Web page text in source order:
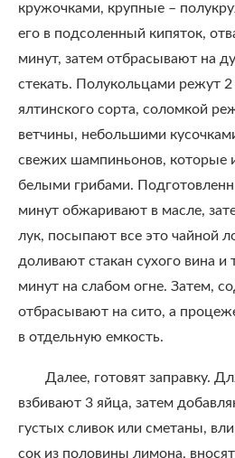
кружочками, крупные –
его в подсоленный кипяток,
минут, затем отбрасывают на
стекать. Полукольцами режут
ялтинского сорта, соломкой
ветчины, небольшими
свежих шампиньонов, которые
белыми грибами.
минут обжаривают в масле,
лук, посыпают все это чайной
доливают стакан сухого вина и
минут на слабом огне. Затем,
отбрасывают на сито, а
в отдельную емкость.
Далее, готовят заправку.
взбивают 3 яйца, затем
густых сливок или сметаны,
сок из половины лимона,